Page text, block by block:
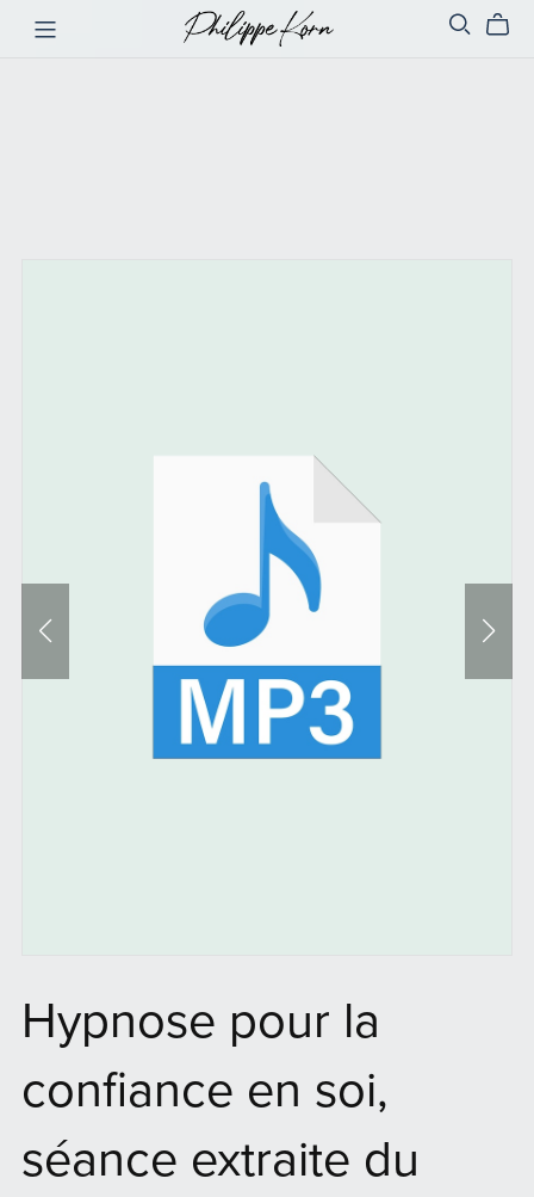
Hypnose pour la
confiance en soi,
séance extraite du